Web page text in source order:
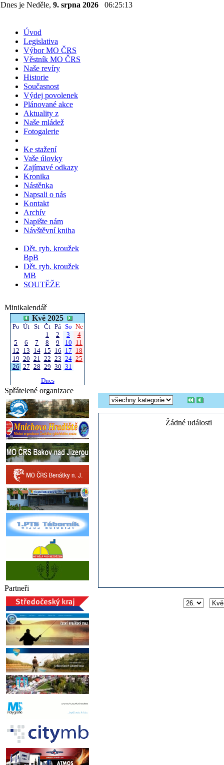
Dnes je Neděle, 9. srpna 2026 06:25:13
Úvod
Legislativa
Výbor MO ČRS
Věstník MO ČRS
Naše revíry
Historie
Současnost
Výdej povolenek
Plánované akce
Aktuality z
Naše mládež
Fotogalerie
Ke stažení
Vaše úlovky
Zajímavé odkazy
Kronika
Nástěnka
Napsali o nás
Kontakt
Archív
Napište nám
Návštěvní kniha
Dět. ryb. kroužek
BpB
Dět. ryb. kroužek
MB
SOUTĚŽE
Minikalendář
Kvě 2025
Po Út St Čt Pá So Ne
1
2 3
4
5
6 7 8 9 10 11
12 13 14 15 16 17 18
19 20 21 22 23 24 25
26 27 28 29 30 31
Dnes
Spřátelené organizace
Partneři
Žádné události